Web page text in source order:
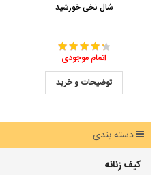
شال نخی خورشید
اتمام موجودی
توضیحات و خرید
دسته بندی
کیف زنانه